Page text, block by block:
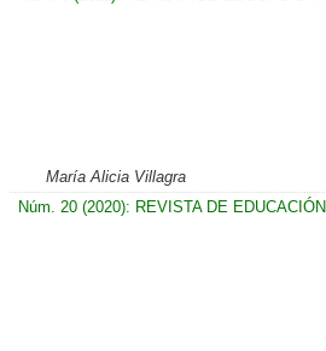
María Alicia Villagra
Núm. 20 (2020): REVISTA DE EDUCACIÓN